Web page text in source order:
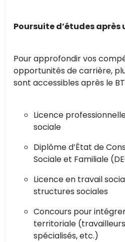
Poursuite d’études après
Pour approfondir vos
opportunités de carrière,
sont accessibles après le
Licence
sociale
Diplôme d’État de
Sociale et Familiale
Licence en travail
structures sociales
Concours pour
territoriale
spécialisés, etc.)